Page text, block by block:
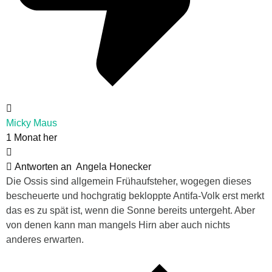
Micky Maus
1 Monat her
Antworten an Angela Honecker
Die Ossis sind allgemein Frühaufsteher, wogegen dieses
bescheuerte und hochgratig bekloppte Antifa-Volk erst merkt
das es zu spät ist, wenn die Sonne bereits untergeht. Aber
von denen kann man mangels Hirn aber auch nichts
anderes erwarten.